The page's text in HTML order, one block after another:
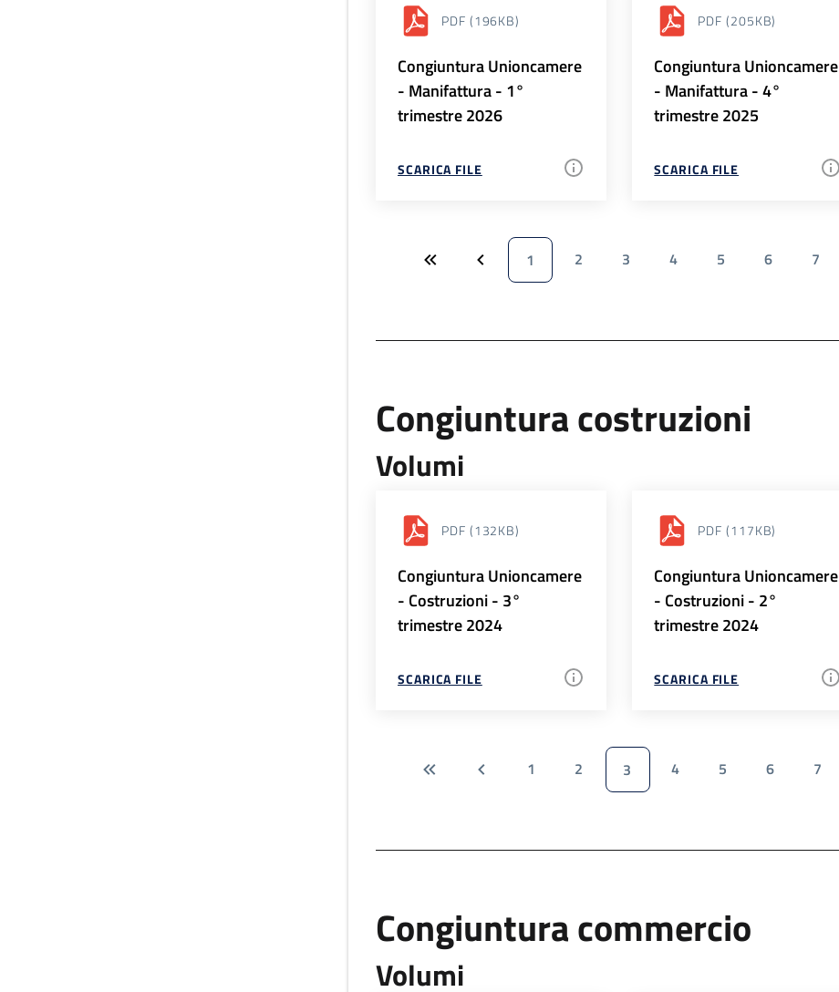
PDF (196KB)
Congiuntura Unioncamere
- Manifattura - 1°
trimestre 2026
SCARICA FILE
PDF (205KB)
Congiuntura Unioncamere
- Manifattura - 4°
trimestre 2025
SCARICA FILE
1 2 3 4 5 6 7
Congiuntura costruzioni
Volumi
PDF (132KB)
Congiuntura Unioncamere
- Costruzioni - 3°
trimestre 2024
SCARICA FILE
PDF (117KB)
Congiuntura Unioncamere
- Costruzioni - 2°
trimestre 2024
SCARICA FILE
1 2 3 4 5 6 7
Congiuntura commercio
Volumi